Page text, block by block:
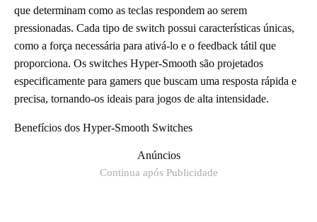
que determinam como as teclas respondem ao serem
pressionadas. Cada tipo de switch possui características únicas,
como a força necessária para ativá-lo e o feedback tátil que
proporciona. Os switches Hyper-Smooth são projetados
especificamente para gamers que buscam uma resposta rápida e
precisa, tornando-os ideais para jogos de alta intensidade.
Benefícios dos Hyper-Smooth Switches
Anúncios
Continua após Publicidade